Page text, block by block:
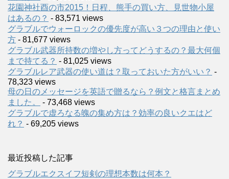
花園神社酉の市2015！日程、熊手の買い方、見世物小屋
はあるの？ - 83,571 views
グラブルでウォーロックの優先度が高い３つの理由と使い
方 - 81,677 views
グラブル武器所持数の増やし方ってどうするの？最大何個
まで持てる？ - 81,025 views
グラブルレア武器の使い道は？取っておいた方がいい？ -
78,323 views
母の日のメッセージを英語で贈るなら？例文と格言まとめ
ました。
- 73,468 views
グラブルで虚ろなる魄の集め方は？効率の良いクエはど
れ？ - 69,205 views
最近投稿した記事
グラブルエクスイフ短剣の理想本数は何本？